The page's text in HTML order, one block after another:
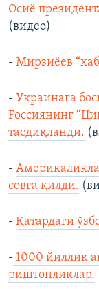
Осиё
(видео)
- Мирзиёев
- Украинага
Россиянинг
тасдиқланди.
-
совға қилди.
- Қатардаги
- 1000 йиллик
риштонликлар.